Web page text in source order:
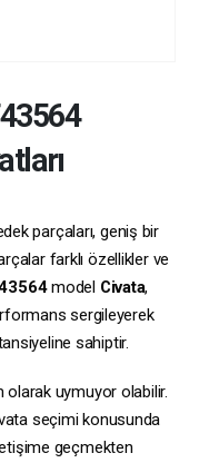
parçaları, geniş bir
farklı özellikler ve
model Civata,
sergileyerek
sahiptir.
olarak uymuyor olabilir.
seçimi konusunda
geçmekten